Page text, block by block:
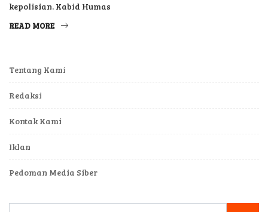
kepolisian. Kabid Humas
READ MORE
Tentang Kami
Redaksi
Kontak Kami
Iklan
Pedoman Media Siber